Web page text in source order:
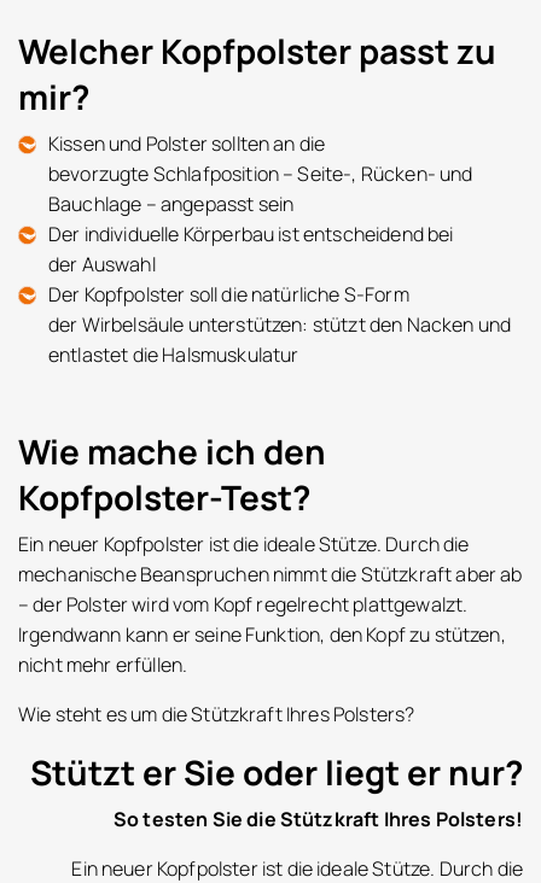
Welcher Kopfpolster passt zu
mir?
Kissen und Polster sollten an die
bevorzugte Schlafposition – Seite-, Rücken- und
Bauchlage – angepasst sein
Der individuelle Körperbau ist entscheidend bei
der Auswahl
Der Kopfpolster soll die natürliche S-Form
der Wirbelsäule unterstützen: stützt den Nacken und
entlastet die Halsmuskulatur
Wie mache ich den
Kopfpolster-Test?
Ein neuer Kopfpolster ist die ideale Stütze. Durch die
mechanische Beanspruchen nimmt die Stützkraft aber ab
– der Polster wird vom Kopf regelrecht plattgewalzt.
Irgendwann kann er seine Funktion, den Kopf zu stützen,
nicht mehr erfüllen.
Wie steht es um die Stützkraft Ihres Polsters?
Stützt er Sie oder liegt er nur?
So testen Sie die Stützkraft Ihres Polsters!
Ein neuer Kopfpolster ist die ideale Stütze. Durch die